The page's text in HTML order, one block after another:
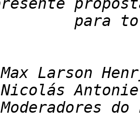
Moderadores